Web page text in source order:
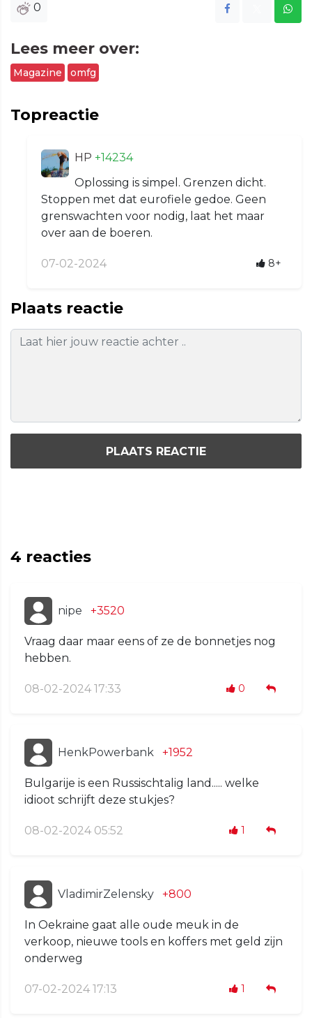
0
Lees meer over:
Magazine omfg
Topreactie
HP +14234
Oplossing is simpel. Grenzen dicht.
Stoppen met dat eurofiele gedoe. Geen
grenswachten voor nodig, laat het maar
over aan de boeren.
07-02-2024 8+
Plaats reactie
PLAATS REACTIE
4 reacties
nipe +3520
Vraag daar maar eens of ze de bonnetjes nog
hebben.
08-02-2024 17:33 0
HenkPowerbank +1952
Bulgarije is een Russischtalig land..... welke
idioot schrijft deze stukjes?
08-02-2024 05:52 1
VladimirZelensky +800
In Oekraine gaat alle oude meuk in de
verkoop, nieuwe tools en koffers met geld zijn
onderweg
07-02-2024 17:13 1